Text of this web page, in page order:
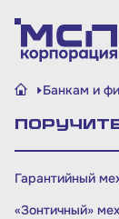
Поиск по
Банкам и
Гарантийный
«Зонтичный»